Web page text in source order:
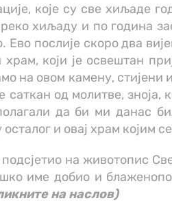
које су све хиљаде
хиљаду и по година
Ево послије скоро два
храм, који је освештан
на овом камену, стијени
саткан од молитве,
да би ми данас
и овај храм којим
подсјетио на животопис
име добио и
на наслов)